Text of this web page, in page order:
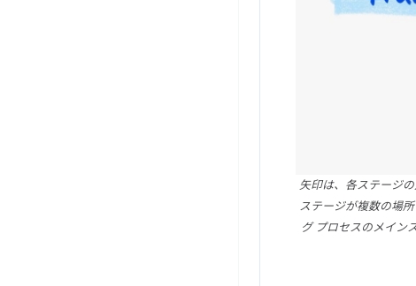
矢印は、各ステージ
ステージが複数の場
グ プロセスのメイン